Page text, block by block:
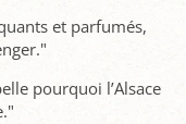
et parfumés,
pourquoi l’Alsace